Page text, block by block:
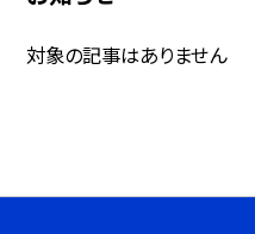
対象の記事はありません